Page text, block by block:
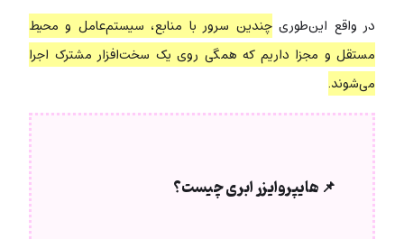
در واقع این‌طوریچندین سرور با منابع، سیستم‌عامل و محیط
مستقل و مجزا داریم که همگی روی یک سخت‌افزار مشترک اجرا
می‌شوند.
📌 هایپروایزر ابری چیست؟